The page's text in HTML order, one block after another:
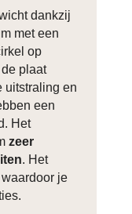
dankzij
met een
op
plaat
uitstraling en
een
Het
zeer
. Het
je